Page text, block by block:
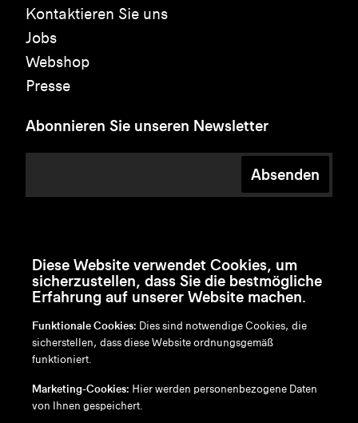
Kontaktieren Sie uns
Jobs
Webshop
Presse
Abonnieren Sie unseren Newsletter
Absenden
en/nl/fr/de
Disclaimer
Diese Website verwendet Cookies, um
sicherzustellen, dass Sie die bestmögliche
Erfahrung auf unserer Website machen.
Funktionale Cookies: Dies sind notwendige Cookies, die
sicherstellen, dass diese Website ordnungsgemäß
funktioniert.
Marketing-Cookies: Hier werden personenbezogene Daten
von Ihnen gespeichert.